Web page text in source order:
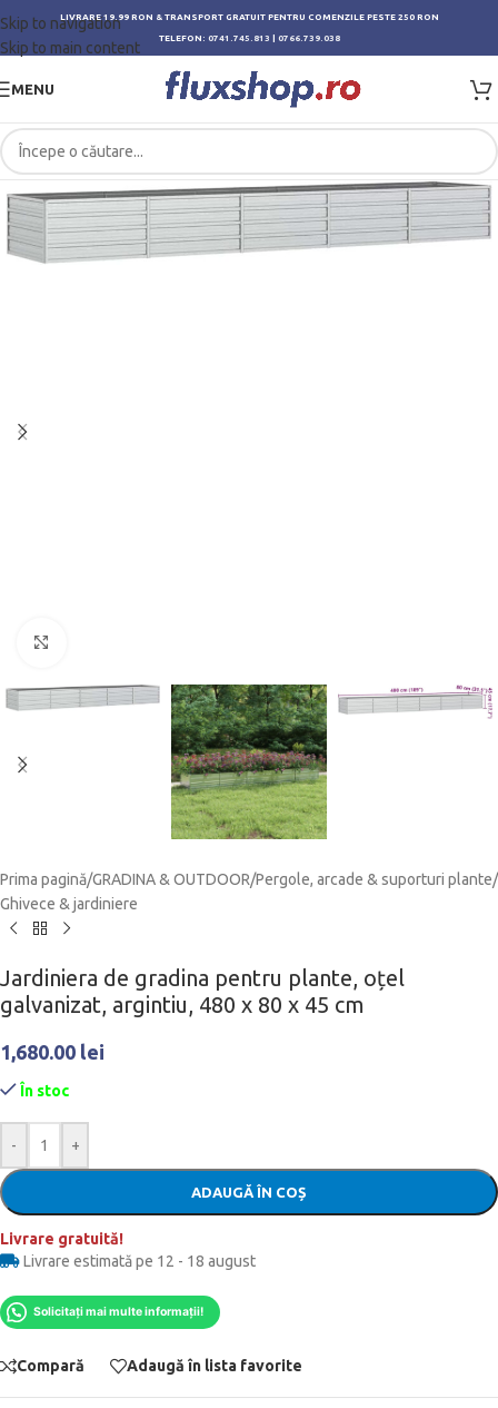
Skip to navigation
Skip to main content
LIVRARE 19.99 RON & TRANSPORT GRATUIT PENTRU COMENZILE PESTE 250 RON
TELEFON: 0741.745.813 0766.739.038
MENU
Prima pagină/GRADINA & OUTDOOR/Pergole, arcade & suporturi plante/
Ghivece & jardiniere
Jardiniera de gradina pentru plante, oțel
galvanizat, argintiu, 480 x 80 x 45 cm
1,680.00 lei
În stoc
- +
ADAUGĂ ÎN COȘ
Livrare gratuită!
Livrare estimată pe 12 - 18 august
Solicitați mai multe informații!
Compară Adaugă în lista favorite